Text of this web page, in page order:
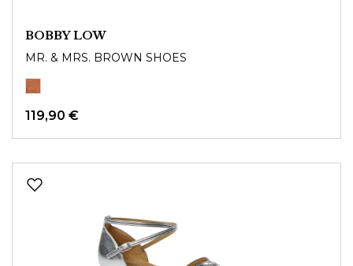
BOBBY LOW
MR. & MRS. BROWN SHOES
119,90 €